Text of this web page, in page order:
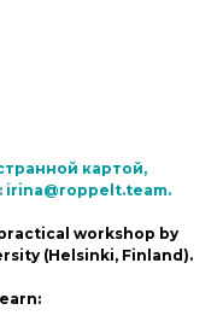
картой,
irina@roppelt.team.
workshop by
(Helsinki, Finland).